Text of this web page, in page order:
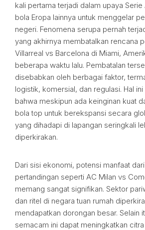
kali pertama terjadi dalam upaya
bola Eropa lainnya untuk menggelar
negeri. Fenomena serupa pernah
yang akhirnya membatalkan rencana
Villarreal vs Barcelona di Miami,
beberapa waktu lalu. Pembatalan
disebabkan oleh berbagai faktor,
logistik, komersial, dan regulasi. Hal
bahwa meskipun ada keinginan kuat
bola top untuk berekspansi secara
yang dihadapi di lapangan seringkali
diperkirakan.
Dari sisi ekonomi, potensi manfaat
pertandingan seperti AC Milan vs
memang sangat signifikan. Sektor
dan ritel di negara tuan rumah
mendapatkan dorongan besar. Selain
semacam ini dapat meningkatkan